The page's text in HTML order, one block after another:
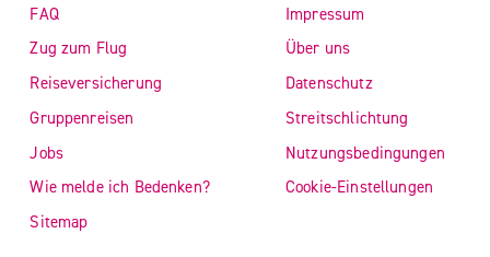
FAQ
Zug zum Flug
Reiseversicherung
Gruppenreisen
Jobs
Wie melde ich Bedenken?
Sitemap
Impressum
Über uns
Datenschutz
Streitschlichtung
Nutzungsbedingungen
Cookie-Einstellungen